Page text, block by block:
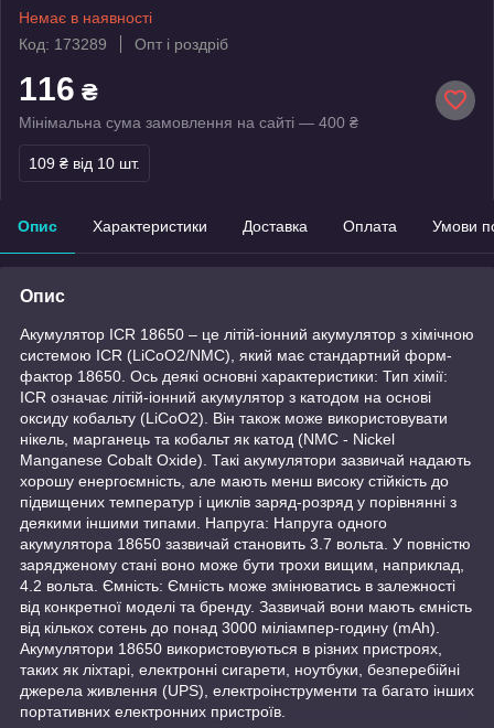
Немає в наявності
Код: 173289
Опт і роздріб
116 ₴
Мінімальна сума замовлення на сайті — 400 ₴
109 ₴ від 10 шт.
Опис Характеристики Доставка Оплата Умови
Опис
Акумулятор ICR 18650 – це літій-іонний акумулятор з хімічною
системою ICR (LiCoO2/NMC), який має стандартний форм-
фактор 18650. Ось деякі основні характеристики: Тип хімії:
ICR означає літій-іонний акумулятор з катодом на основі
оксиду кобальту (LiCoO2). Він також може використовувати
нікель, марганець та кобальт як катод (NMC - Nickel
Manganese Cobalt Oxide). Такі акумулятори зазвичай надають
хорошу енергоємність, але мають менш високу стійкість до
підвищених температур і циклів заряд-розряд у порівнянні з
деякими іншими типами. Напруга: Напруга одного
акумулятора 18650 зазвичай становить 3.7 вольта. У повністю
зарядженому стані воно може бути трохи вищим, наприклад,
4.2 вольта. Ємність: Ємність може змінюватись в залежності
від конкретної моделі та бренду. Зазвичай вони мають ємність
від кількох сотень до понад 3000 міліампер-годину (mAh).
Акумулятори 18650 використовуються в різних пристроях,
таких як ліхтарі, електронні сигарети, ноутбуки, безперебійні
джерела живлення (UPS), електроінструменти та багато інших
портативних електронних пристроїв.